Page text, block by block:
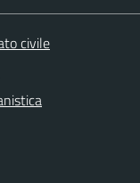
civile